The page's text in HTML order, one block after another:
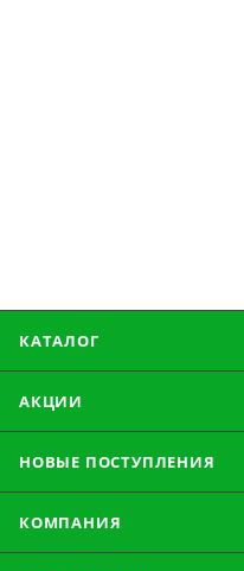
КАТАЛОГ
АКЦИИ
НОВЫЕ ПОСТУПЛЕНИЯ
КОМПАНИЯ